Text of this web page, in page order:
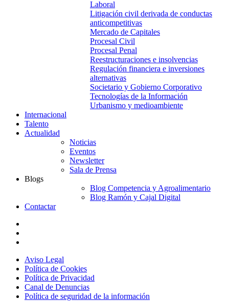
Laboral
Litigación civil derivada de conductas
anticompetitivas
Mercado de Capitales
Procesal Civil
Procesal Penal
Reestructuraciones e insolvencias
Regulación financiera e inversiones
alternativas
Societario y Gobierno Corporativo
Tecnologías de la Información
Urbanismo y medioambiente
Internacional
Talento
Actualidad
Noticias
Eventos
Newsletter
Sala de Prensa
Blogs
Blog Competencia y Agroalimentario
Blog Ramón y Cajal Digital
Contactar
Aviso Legal
Política de Cookies
Política de Privacidad
Canal de Denuncias
Política de seguridad de la información